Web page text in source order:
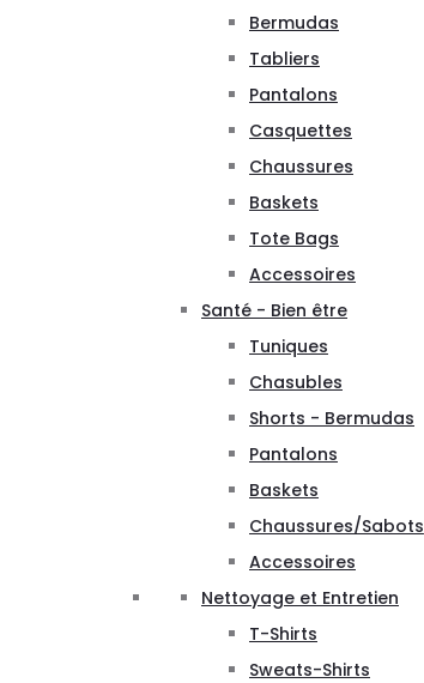
Bermudas
Tabliers
Pantalons
Casquettes
Chaussures
Baskets
Tote Bags
Accessoires
Santé - Bien être
Tuniques
Chasubles
Shorts - Bermudas
Pantalons
Baskets
Chaussures/Sabots
Accessoires
Nettoyage et Entretien
T-Shirts
Sweats-Shirts